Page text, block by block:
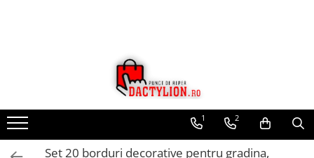
1 2
Set 20 borduri decorative pentru gradina,